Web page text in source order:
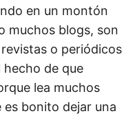
en un montón
muchos blogs, son
o periódicos
hecho de que
lea muchos
bonito dejar una